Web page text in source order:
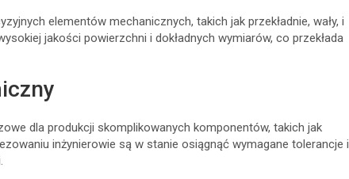
elementów mechanicznych, takich jak przekładnie, wały, i
jakości powierzchni i dokładnych wymiarów, co przekłada
dla produkcji skomplikowanych komponentów, takich jak
inżynierowie są w stanie osiągnąć wymagane tolerancje i